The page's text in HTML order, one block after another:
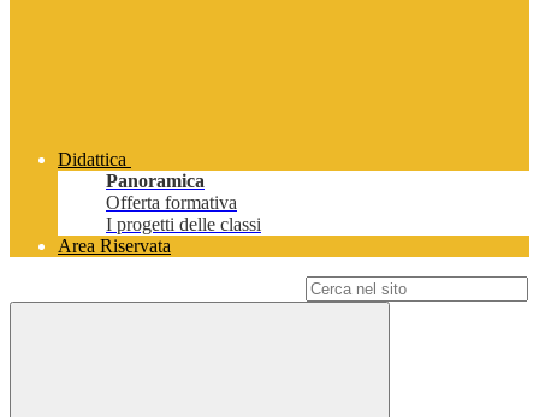
Didattica
Panoramica
Offerta formativa
I progetti delle classi
Area Riservata